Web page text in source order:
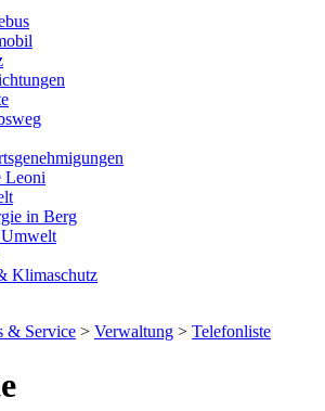
Leoni
in Berg
Klimaschutz
& Service > Verwaltung > Telefonliste